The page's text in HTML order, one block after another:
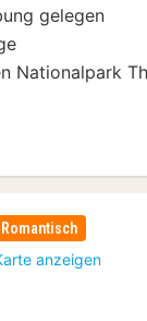
gelegen
Nationalpark
Romantisch
anzeigen